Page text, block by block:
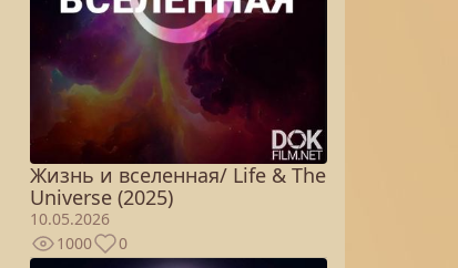
Жизнь и вселенная/ Life & The
Universe (2025)
10.05.2026
1000
0